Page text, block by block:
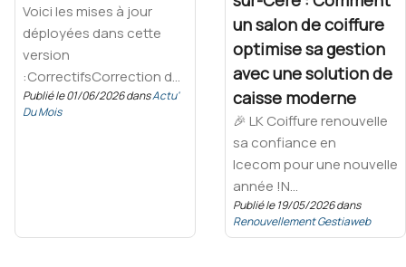
Voici les mises à jour
déployées dans cette
version
:CorrectifsCorrection d...
Publié le 01/06/2026 dansActu'
Du Mois
un salon de coiffure
optimise sa gestion
avec une solution de
caisse moderne
🎉 LK Coiffure renouvelle
sa confiance en
Icecom pour une nouvelle
année !N...
Publié le 19/05/2026 dans
Renouvellement Gestiaweb